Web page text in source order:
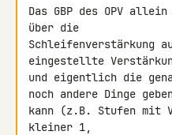
Das GBP des OPV
über die
Schleifenverstärkung
eingestellte
und eigentlich die
noch andere Dinge
kann (z.B. Stufen mit
kleiner 1,